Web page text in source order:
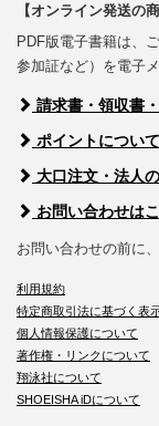
【オンライン発送の
PDF版電子書籍は、
参加証など）を電子
請求書・領収書
ポイントについて
大口注文・法人
お問い合わせは
お問い合わせの前に、
利用規約
特定商取引法に基づく表
個人情報保護について
著作権・リンクについて
翔泳社について
SHOEISHA iDについて